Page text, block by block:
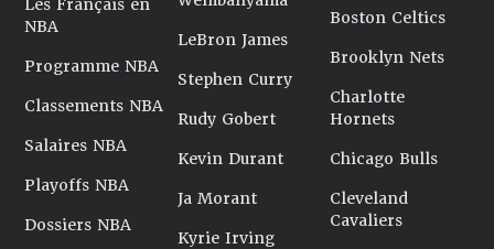
Les Français en
NBA
Programme NBA
Classements NBA
Salaires NBA
Playoffs NBA
Dossiers NBA
LeBron James
Stephen Curry
Rudy Gobert
Kevin Durant
Ja Morant
Kyrie Irving
Boston Celtics
Brooklyn Nets
Charlotte
Hornets
Chicago Bulls
Cleveland
Cavaliers